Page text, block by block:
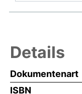
Details
Dokumentenart
ISBN